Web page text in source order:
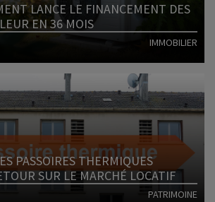
LANCE LE FINANCEMENT DES
EN 36 MOIS
IMMOBILIER
Lire l'article
PASSOIRES THERMIQUES
SUR LE MARCHÉ LOCATIF
PATRIMOINE